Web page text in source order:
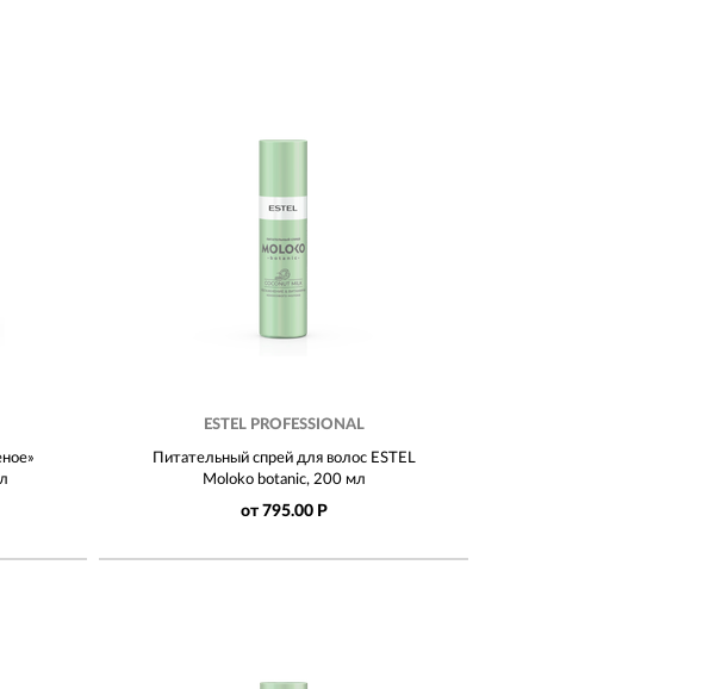
ESTEL PROFESSIONAL
Питательный спрей для волос ESTEL
Moloko botanic, 200 мл
от 795.00 Р